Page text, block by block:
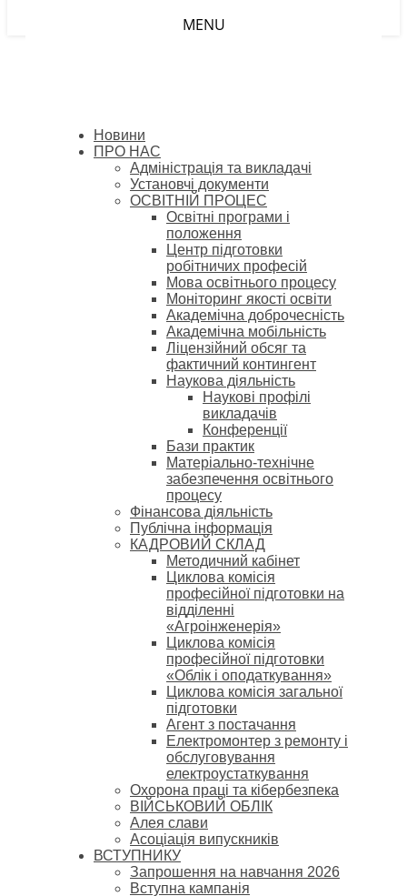
MENU
Новини
ПРО НАС
Адміністрація та викладачі
Установчі документи
ОСВІТНІЙ ПРОЦЕС
Освітні програми і
положення
Центр підготовки
робітничих професій
Мова освітнього процесу
Моніторинг якості освіти
Академічна доброчесність
Академічна мобільність
Ліцензійний обсяг та
фактичний контингент
Наукова діяльність
Наукові профілі
викладачів
Конференції
Бази практик
Матеріально-технічне
забезпечення освітнього
процесу
Фінансова діяльність
Публічна інформація
КАДРОВИЙ СКЛАД
Методичний кабінет
Циклова комісія
професійної підготовки на
відділенні
«Агроінженерія»
Циклова комісія
професійної підготовки
«Облік і оподаткування»
Циклова комісія загальної
підготовки
Агент з постачання
Електромонтер з ремонту і
обслуговування
електроустаткування
Охорона праці та кібербезпека
ВІЙСЬКОВИЙ ОБЛІК
Алея слави
Асоціація випускників
ВСТУПНИКУ
Запрошення на навчання 2026
Вступна кампанія